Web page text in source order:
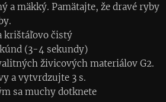
a mäkký. Pamätajte, že dravé ryby
krištáľovo čistý
(3-4 sekundy)
živicových materiálov G2.
a vytvrdzujte 3 s.
sa muchy dotknete